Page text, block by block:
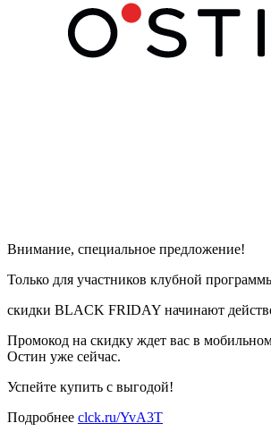
Внимание, специальное предложение!
Только для участников клубной
скидки BLACK FRIDAY начинают
Промокод на скидку ждет вас в
Остин уже сейчас.
Успейте купить с выгодой!
Подробнее clck.ru/YvA3T